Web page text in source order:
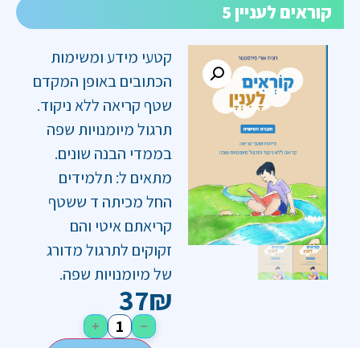
קוראים לעניין 5
קטעי מידע ומשימות
הכתובים באופן המקדם
שטף קריאה ללא ניקוד.
תרגול מיומנויות שפה
בממדי הבנה שונים.
מתאים ל: תלמידים
החל מכיתה ד ששטף
קריאתם איטי והם
זקוקים לתרגול מדורג
של מיומנויות שפה.
37₪
−
+